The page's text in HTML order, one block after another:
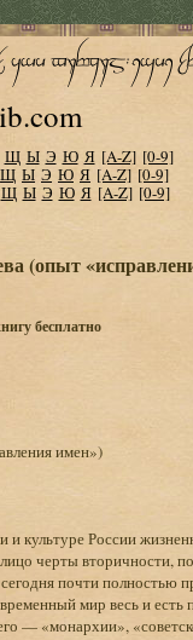
Щ Ы Э Ю Я [A-Z] [0-9]
Щ Ы Э Ю Я [A-Z] [0-9]
Щ Ы Э Ю Я [A-Z] [0-9]
(опыт
бесплатно
имен»)
и культуре России
черты вторичности,
почти
мир весь и
— «монархии»,